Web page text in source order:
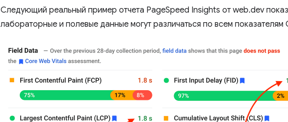
Следующий реальный пример отчета PageSpeed ​​Insights от web.dev
лабораторные и полевые данные могут различаться по всем показателям